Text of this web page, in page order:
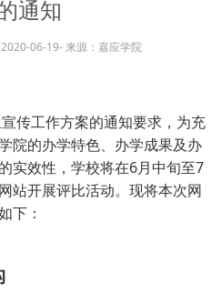
通知
2020-06-19-来源：嘉应学院
传工作方案的通知要求，为充
院的办学特色、办学成果及办
实效性，学校将在6月中旬至7
站开展评比活动。现将本次网
下：